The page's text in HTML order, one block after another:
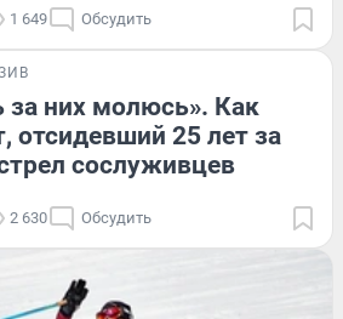
1 649 Обсудить
них молюсь». Как
отсидевший 25 лет за
сослуживцев
2 630 Обсудить